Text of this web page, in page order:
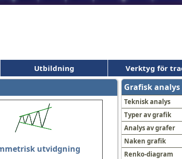
Utbildning Verktyg för
Grafisk analys
Teknisk analys
Typer av grafik
Analys av grafer
Naken grafik
Renko-diagram
utvidgning